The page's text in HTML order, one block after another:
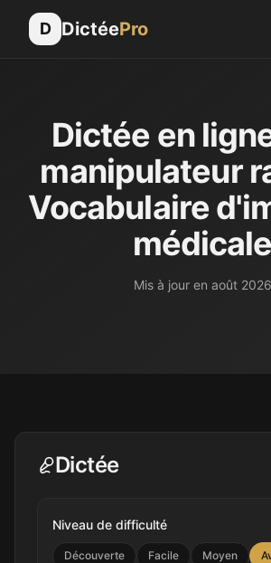
D DictéePro
Dictée en
manipulateur
Vocabulaire
médicale
Mis à jour en août 2026
Dictée
Niveau de difficulté
Découverte Facile Moyen